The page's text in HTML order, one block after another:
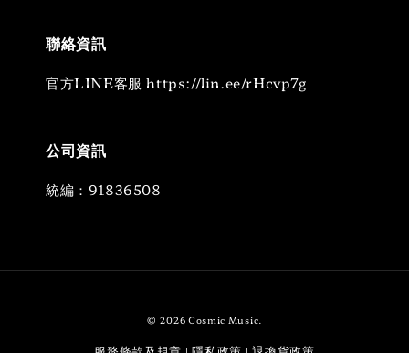
聯絡資訊
官方LINE客服 https://lin.ee/rHcvp7g
公司資訊
統編：91836508
© 2026 Cosmic Music.